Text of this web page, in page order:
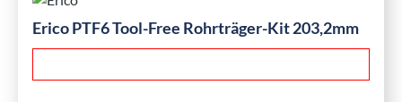
Erico PTF6 Tool-Free Rohrträger-Kit 203,2mm